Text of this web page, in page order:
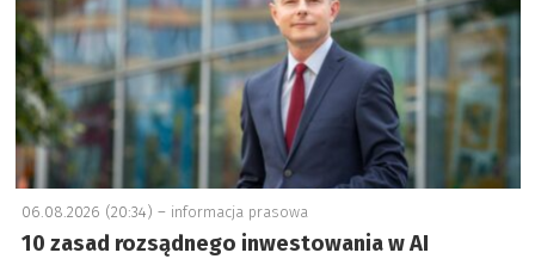
06.08.2026 (20:34) – informacja prasowa
10 zasad rozsądnego inwestowania w AI